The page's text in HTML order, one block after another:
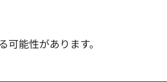
能性があります。